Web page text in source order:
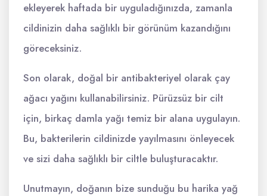
ekleyerek haftada bir uyguladığınızda, zamanla
cildinizin daha sağlıklı bir görünüm kazandığını
göreceksiniz.
Son olarak, doğal bir antibakteriyel olarak çay
ağacı yağını kullanabilirsiniz. Pürüzsüz bir cilt
için, birkaç damla yağı temiz bir alana uygulayın.
Bu, bakterilerin cildinizde yayılmasını önleyecek
ve sizi daha sağlıklı bir ciltle buluşturacaktır.
Unutmayın, doğanın bize sunduğu bu harika yağ